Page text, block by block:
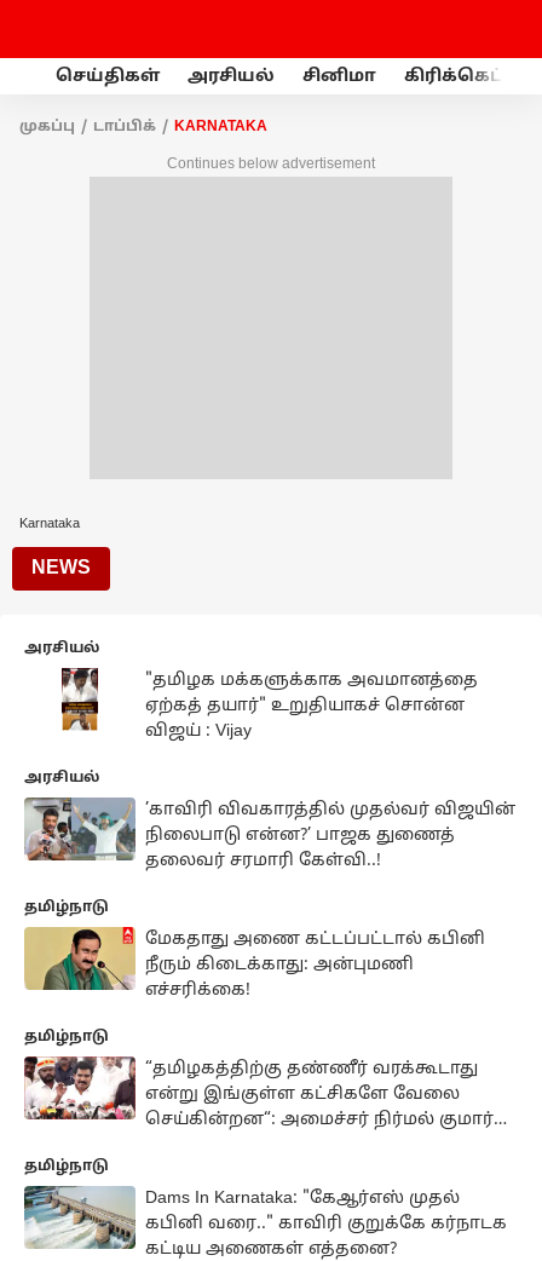
செய்திகள் அரசியல் சினிமா கிரிக்கெட்
முகப்பு டாப்பிக் KARNATAKA
Continues below advertisement
Karnataka
NEWS
அரசியல்
"தமிழக மக்களுக்காக அவமானத்தை
ஏற்கத் தயார்" உறுதியாகச் சொன்ன
விஜய் : Vijay
அரசியல்
’காவிரி விவகாரத்தில் முதல்வர் விஜயின்
நிலைபாடு என்ன?’ பாஜக துணைத்
தலைவர் சரமாரி கேள்வி..!
தமிழ்நாடு
மேகதாது அணை கட்டப்பட்டால் கபினி
நீரும் கிடைக்காது: அன்புமணி
எச்சரிக்கை!
தமிழ்நாடு
“தமிழகத்திற்கு தண்ணீர் வரக்கூடாது
என்று இங்குள்ள கட்சிகளே வேலை
செய்கின்றன“: அமைச்சர் நிர்மல் குமார்
தமிழ்நாடு
Dams In Karnataka: "கேஆர்எஸ் முதல்
கபினி வரை.." காவிரி குறுக்கே கர்நாடக
கட்டிய அணைகள் எத்தனை?